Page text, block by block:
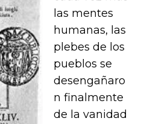
las mentes
humanas, las
plebes de los
pueblos se
desengañaro
n finalmente
de la vanidad